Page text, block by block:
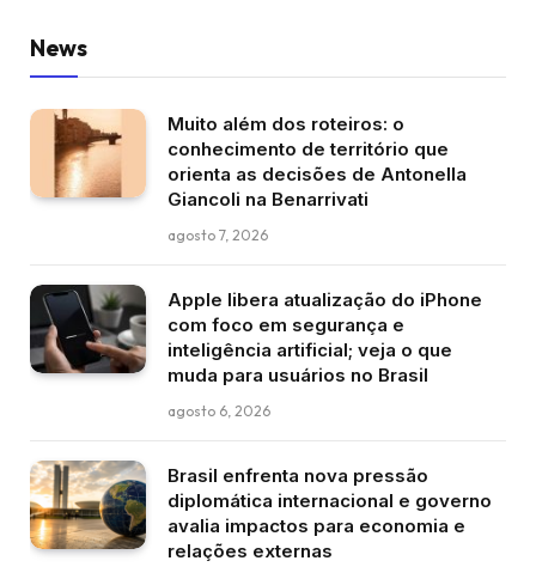
News
Muito além dos roteiros: o
conhecimento de território que
orienta as decisões de Antonella
Giancoli na Benarrivati
agosto 7, 2026
Apple libera atualização do iPhone
com foco em segurança e
inteligência artificial; veja o que
muda para usuários no Brasil
agosto 6, 2026
Brasil enfrenta nova pressão
diplomática internacional e governo
avalia impactos para economia e
relações externas